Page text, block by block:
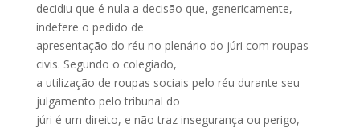
decidiu que é nula a decisão que, genericamente,
indefere o pedido de
apresentação do réu no plenário do júri com roupas
civis. Segundo o colegiado,
a utilização de roupas sociais pelo réu durante seu
julgamento pelo tribunal do
júri é um direito, e não traz insegurança ou perigo,